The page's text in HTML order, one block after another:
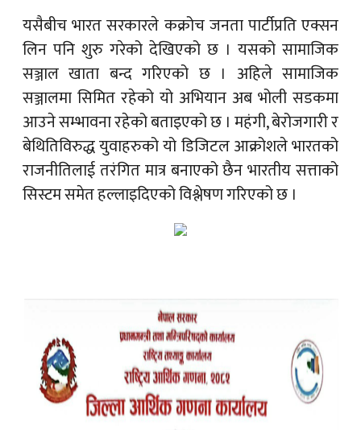
यसैबीच भारत सरकारले कक्रोच जनता पार्टीप्रति एक्सन
लिन पनि शुरु गरेको देखिएको छ । यसको सामाजिक
सञ्जाल खाता बन्द गरिएको छ । अहिले सामाजिक
सञ्जालमा सिमित रहेको यो अभियान अब भोली सडकमा
आउने सम्भावना रहेको बताइएको छ । महंगी, बेरोजगारी र
बेथितिविरुद्ध युवाहरुको यो डिजिटल आक्रोशले भारतको
राजनीतिलाई तरंगित मात्र बनाएको छैन भारतीय सत्ताको
सिस्टम समेत हल्लाइदिएको विश्लेषण गरिएको छ ।